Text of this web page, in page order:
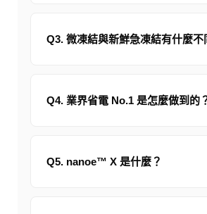
Q3. 微凍結與新鮮急凍結有什麼不
Q4. 業界省電 No.1 是怎麼做到的
Q5. nanoe™ X 是什麼？